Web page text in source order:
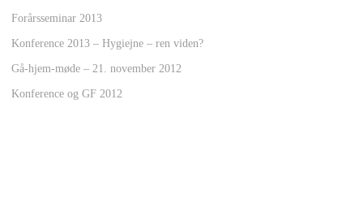
Forårsseminar 2013
Konference 2013 – Hygiejne – ren viden?
Gå-hjem-møde – 21. november 2012
Konference og GF 2012